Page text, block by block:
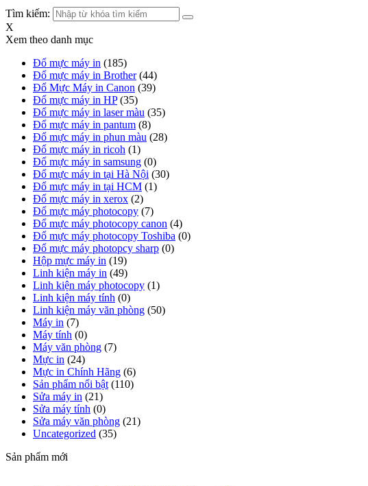
Tìm kiếm:
X
Xem theo danh mục
Đổ mực máy in (185)
Đổ mực máy in Brother (44)
Đổ Mực Máy in Canon (39)
Đổ mực máy in HP (35)
Đổ mực máy in laser màu (35)
Đổ mực máy in pantum (8)
Đổ mực máy in phun màu (28)
Đổ mực máy in ricoh (1)
Đổ mực máy in samsung (0)
Đổ mực máy in tại Hà Nội (30)
Đổ mực máy in tại HCM (1)
Đổ mực máy in xerox (2)
Đổ mực máy photocopy (7)
Đổ mực máy photocopy canon (4)
Đổ mực máy photocopy Toshiba (0)
Đổ mực máy photopcy sharp (0)
Hộp mực máy in (19)
Linh kiện máy in (49)
Linh kiện máy photocopy (1)
Linh kiện máy tính (0)
Linh kiện máy văn phòng (50)
Máy in (7)
Máy tính (0)
Máy văn phòng (7)
Mực in (24)
Mực in Chính Hãng (6)
Sản phẩm nổi bật (110)
Sửa máy in (21)
Sửa máy tính (0)
Sửa máy văn phòng (21)
Uncategorized (35)
Sản phẩm mới